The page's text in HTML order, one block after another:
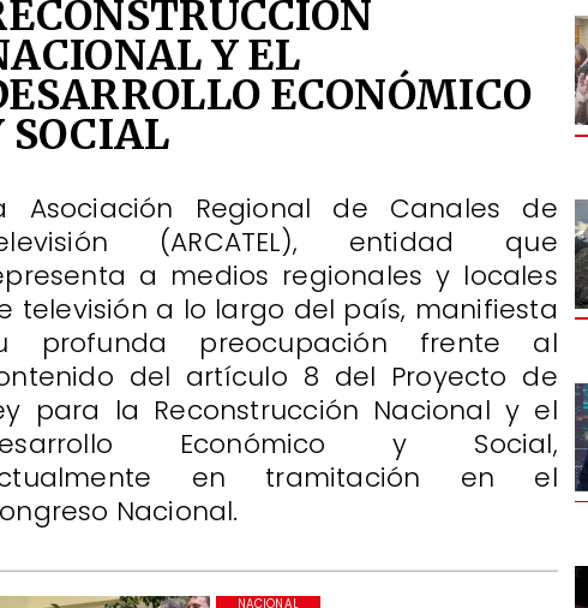
NACIONAL
Y EL
ECONÓMICO
SOCIAL
Asociación Regional de Canales de
(ARCATEL), entidad que
a medios regionales y locales
televisión a lo largo del país, manifiesta
profunda preocupación frente al
del artículo 8 del Proyecto de
para la Reconstrucción Nacional y el
Económico y Social,
en tramitación en el
Nacional.